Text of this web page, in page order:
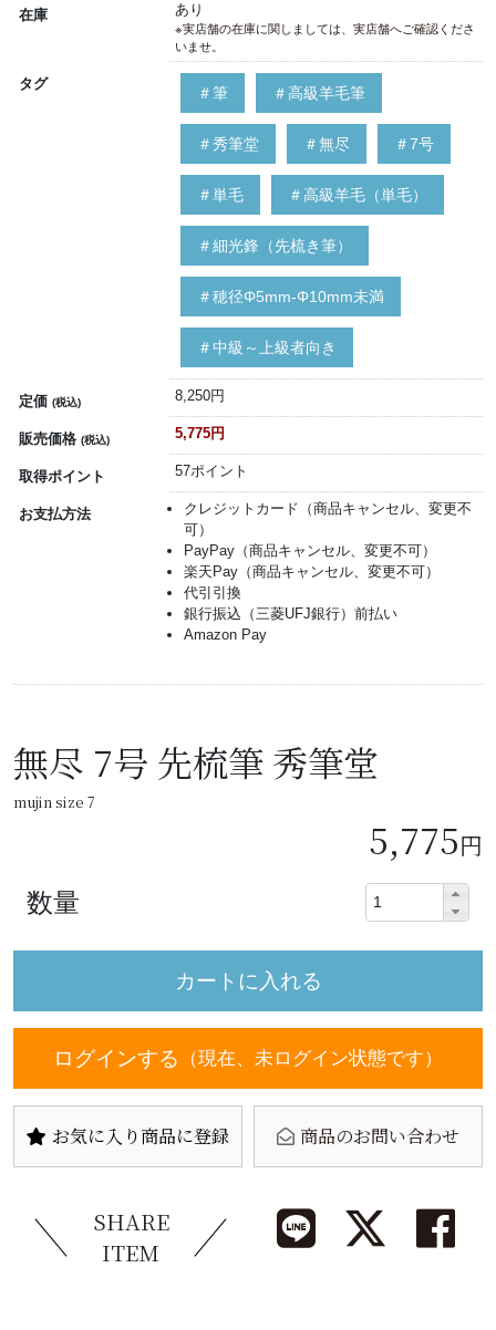
在庫 あり
※実店舗の在庫に関しましては、実店舗へご確認くださ
いませ。
タグ
＃筆 ＃高級羊毛筆
＃秀筆堂 ＃無尽 ＃7号
＃単毛 ＃高級羊毛（単毛）
＃細光鋒（先梳き筆）
＃穂径Φ5mm-Φ10mm未満
＃中級～上級者向き
定価 (税込) 8,250円
販売価格 (税込) 5,775円
取得ポイント 57ポイント
お支払方法
クレジットカード（商品キャンセル、変更不
可）
PayPay（商品キャンセル、変更不可）
楽天Pay（商品キャンセル、変更不可）
代引引換
銀行振込（三菱UFJ銀行）前払い
Amazon Pay
無尽 7号 先梳筆 秀筆堂
mujin size 7
5,775円
数量
ログインする （現在、未ログイン状態です）
お気に入り商品に登録 商品のお問い合わせ
SHARE
ITEM